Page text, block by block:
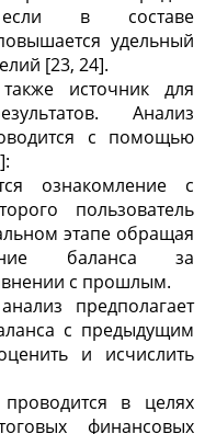
если в составе
удельный
[23, 24].
источник для
Анализ
с помощью
ознакомление с
пользователь
этапе обращая
баланса за
с прошлым.
предполагает
с предыдущим
и исчислить
в целях
финансовых